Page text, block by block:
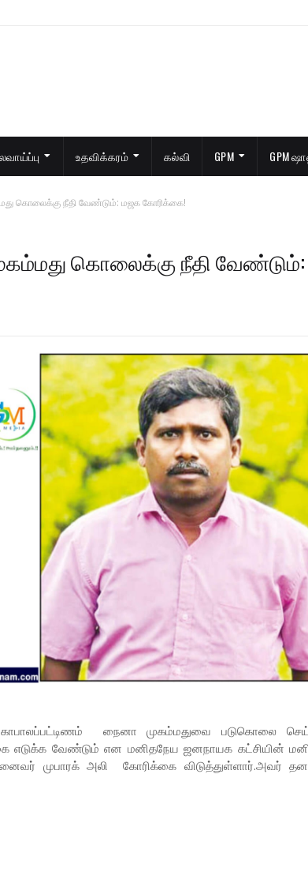
உதவிக்கரம் கல்வி GPM GPM
கொலைக்கு நீதி வேண்டும்: மஜக கோரிக்கை!
கொலைக்கு நீதி வேண்டும்:
நைனா முகம்மதுவை படுகொலை
எடுக்க வேண்டும் என மனிதநேய ஜனநாயக கட்சியின்
முபாரக் அலி கோரிக்கை விடுத்துள்ளார்.அவர்